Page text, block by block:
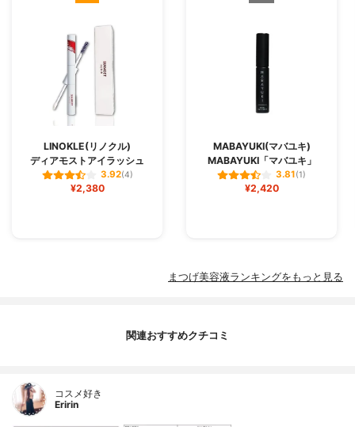
LINOKLE(リノクル)
ディアモストアイラッシュ
3.92(4)
¥2,380
MABAYUKI(マバユキ)
MABAYUKI「マバユキ」
3.81(1)
¥2,420
まつげ美容液ランキングをもっと見る
関連おすすめクチコミ
コスメ好き
Eririn